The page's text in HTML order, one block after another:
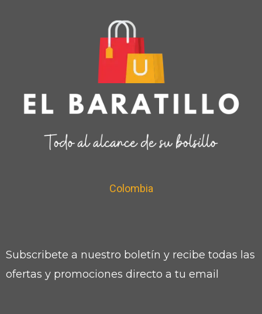
Colombia
Subscribete a nuestro boletín y recibe todas las
ofertas y promociones directo a tu email